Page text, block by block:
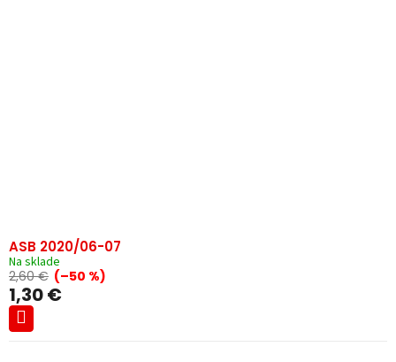
ASB 2020/06-07
Na sklade
2,60 € (–50 %)
1,30 €